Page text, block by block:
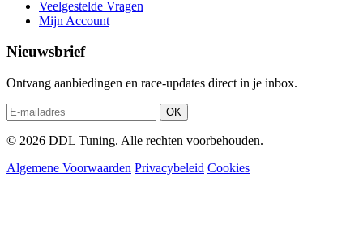
Veelgestelde Vragen
Mijn Account
Nieuwsbrief
Ontvang aanbiedingen en race-updates direct in je inbox.
OK
© 2026 DDL Tuning. Alle rechten voorbehouden.
Algemene Voorwaarden Privacybeleid Cookies